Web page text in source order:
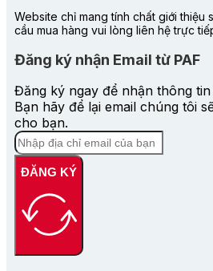
Website chỉ mang tính chất giới thiệu
cầu mua hàng vui lòng liên hệ trực
Đăng ký nhận Email từ PAF
Đăng ký ngay để nhận thông
Bạn hãy để lại email chúng tôi
cho bạn.
ĐĂNG KÝ